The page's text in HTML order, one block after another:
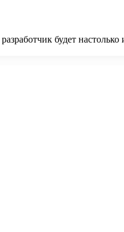
будет